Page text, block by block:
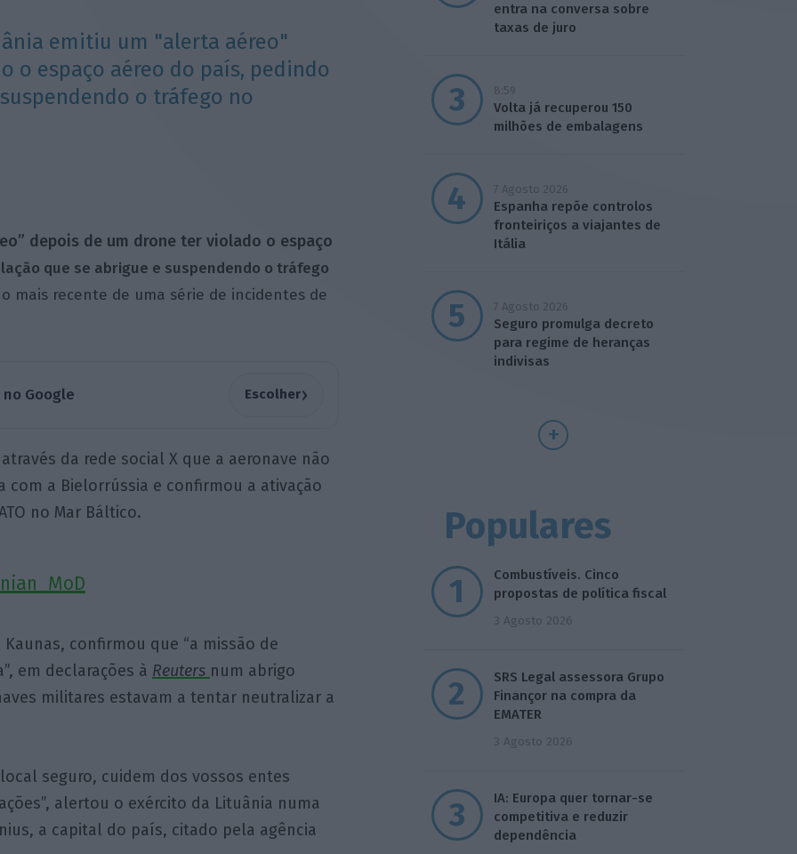
emitiu um "alerta aéreo"
o espaço aéreo do país, pedindo
o tráfego no
depois de um drone ter violado o espaço
que se abrigue e suspendendo o tráfego
mais recente de uma série de incidentes de
Google Escolher›
da rede social X que a aeronave não
a Bielorrússia e confirmou a ativação
no Mar Báltico.
confirmou que “a missão de
em declarações à Reuters num abrigo
militares estavam a tentar neutralizar a
seguro, cuidem dos vossos entes
alertou o exército da Lituânia numa
a capital do país, citado pela agência
entra na conversa sobre
taxas de juro
8:59
Volta já recuperou 150
milhões de embalagens
7 Agosto 2026
Espanha repõe controlos
fronteiriços a viajantes de
Itália
7 Agosto 2026
Seguro promulga decreto
para regime de heranças
indivisas
Populares
Combustíveis. Cinco
propostas de política fiscal
3 Agosto 2026
SRS Legal assessora Grupo
Finançor na compra da
EMATER
3 Agosto 2026
IA: Europa quer tornar-se
competitiva e reduzir
dependência